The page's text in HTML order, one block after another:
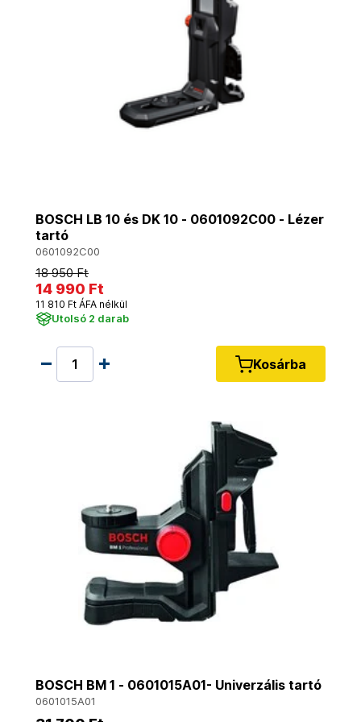
BOSCH LB 10 és DK 10 - 0601092C00 - Lézer
tartó
0601092C00
18 950 Ft
14 990 Ft
11 810 Ft ÁFA nélkül
Utolsó 2 darab
Kosárba
BOSCH BM 1 - 0601015A01- Univerzális tartó
0601015A01